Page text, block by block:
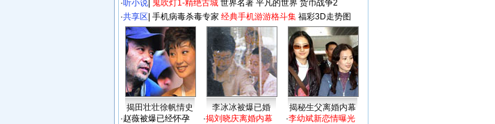
·听小说 鬼吹灯1-精绝古城 世界名著 平凡的世界 货币战争2
·共享区 手机病毒杀毒专家 经典手机游游格斗集 福彩3D走势图
揭田壮壮徐帆情史 李冰冰被爆已婚
揭秘生父离婚内幕
·赵薇被爆已经怀孕
·揭刘晓庆离婚内幕
·李幼斌新恋情曝光